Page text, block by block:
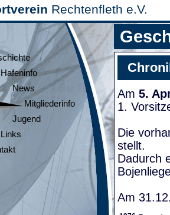
Rechtenfleth e.V.
Hafeninfo
News
Mitgliederinfo
Jugend
Links
Am 5.
1.
Die
stellt.
Dadurch
Am